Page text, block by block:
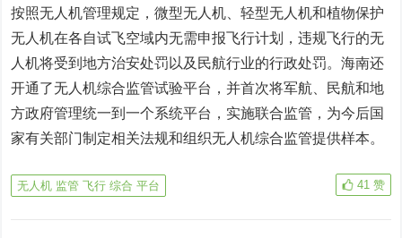
按照无人机管理规定，微型无人机、轻型无人机和植物保护
无人机在各自试飞空域内无需申报飞行计划，违规飞行的无
人机将受到地方治安处罚以及民航行业的行政处罚。海南还
开通了无人机综合监管试验平台，并首次将军航、民航和地
方政府管理统一到一个系统平台，实施联合监管，为今后国
家有关部门制定相关法规和组织无人机综合监管提供样本。
无人机 监管 飞行 综合 平台 41 赞